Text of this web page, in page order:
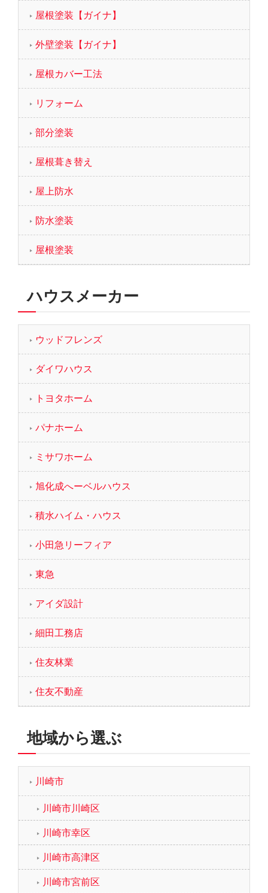
屋根塗装【ガイナ】
外壁塗装【ガイナ】
屋根カバー工法
リフォーム
部分塗装
屋根葺き替え
屋上防水
防水塗装
屋根塗装
ハウスメーカー
ウッドフレンズ
ダイワハウス
トヨタホーム
パナホーム
ミサワホーム
旭化成へーベルハウス
積水ハイム・ハウス
小田急リーフィア
東急
アイダ設計
細田工務店
住友林業
住友不動産
地域から選ぶ
川崎市
川崎市川崎区
川崎市幸区
川崎市高津区
川崎市宮前区